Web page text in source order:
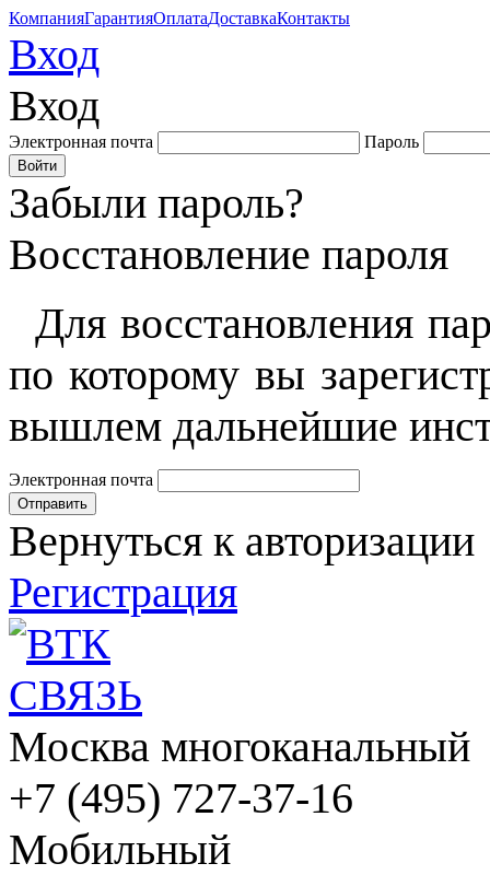
КомпанияГарантияОплатаДоставкаКонтакты
Вход
Вход
Электронная почта Пароль
Забыли пароль?
Восстановление пароля
Для восстановления
по которому вы
вышлем дальнейшие
Электронная почта
Вернуться к авторизации
Регистрация
Москва многоканальный
+7 (495) 727-37-16
Мобильный